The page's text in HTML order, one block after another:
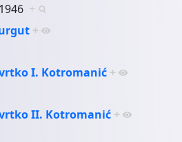
+
+
I. Kotromanić +
II. Kotromanić +